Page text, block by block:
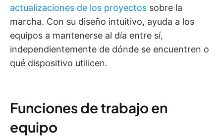
actualizaciones de los proyectos sobre la
marcha. Con su diseño intuitivo, ayuda a los
equipos a mantenerse al día entre sí,
independientemente de dónde se encuentren o
qué dispositivo utilicen.
Funciones de trabajo en
equipo